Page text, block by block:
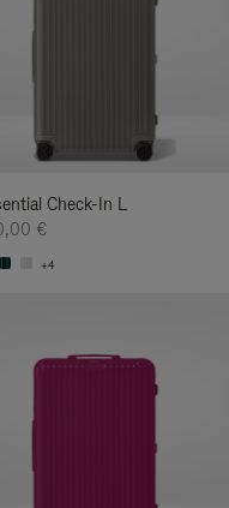
Check-In L
€
+4